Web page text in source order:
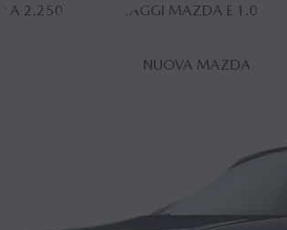
A 2.250€ DI VANTAGGI MAZDA E
NUOVA MAZDA CX‑6